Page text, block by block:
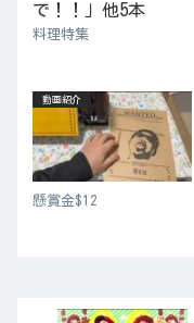
で！！」他5本
料理特集
動画紹介
懸賞金$12